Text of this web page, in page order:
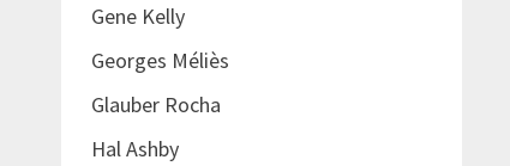
Gene Kelly
Georges Méliès
Glauber Rocha
Hal Ashby